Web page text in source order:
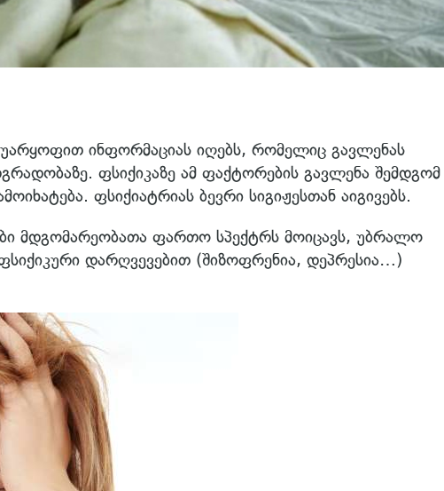
ინფორმაციას იღებს, რომელიც გავლენას
ფსიქიკაზე ამ ფაქტორების გავლენა შემდგომ
ფსიქიატრიას ბევრი სიგიჟესთან აიგივებს.
მდგომარეობათა ფართო სპექტრს მოიცავს, უბრალო
დარღვევებით (შიზოფრენია, დეპრესია…)